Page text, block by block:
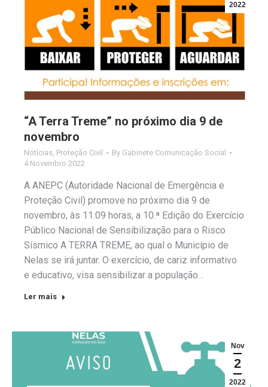
2022
“A Terra Treme” no próximo dia 9 de
novembro
Notícias, Proteção Civil By Gabinete Comunicação Social
4 Novembro 2022
A ANEPC (Autoridade Nacional de Emergência e
Proteção Civil) promove no próximo dia 9 de
novembro, às 11:09 horas, a 10.ª Edição do Exercício
Público Nacional de Sensibilização para o Risco
Sísmico A TERRA TREME, ao qual o Município de
Nelas se irá juntar. O exercício, de cariz informativo
e educativo, visa sensibilizar a população…
Ler mais
Nov
2
2022